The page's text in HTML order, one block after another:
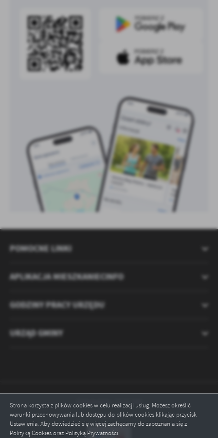
Strona korzysta z plików cookies w celu realizacji usług. Możesz określić
warunki przechowywania lub dostępu do plików cookies klikając przycisk
Ustawienia. Aby dowiedzieć się więcej zachęcamy do zapoznania się z
Polityką Cookies oraz Polityką Prywatności.
POMOCNE LINKI
APLIKACJA MIESZKANIECINFO
GODZINY PRACY URZĘDU
URZĄD GMINY
Odwiedzin: 2121188
Online: 4